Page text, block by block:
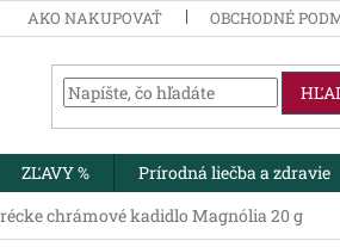
AKO NAKUPOVAŤ OBCHODNÉ
ZĽAVY % Prírodná liečba a zdravie
chrámové kadidlo Magnólia 20 g